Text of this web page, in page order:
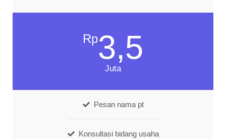
Rp3,5
Juta
Pesan nama pt
Konsultasi bidang usaha